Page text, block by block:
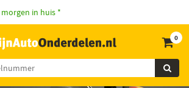
morgen in huis *
0